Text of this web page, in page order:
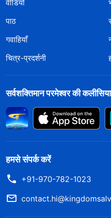
वीडियो
पाठ
गवाहियाँ
चित्र-प्रदर्शनी
सर्वशक्तिमान परमेश्वर की
हमसे संपर्क करें
+91-970-782-1023